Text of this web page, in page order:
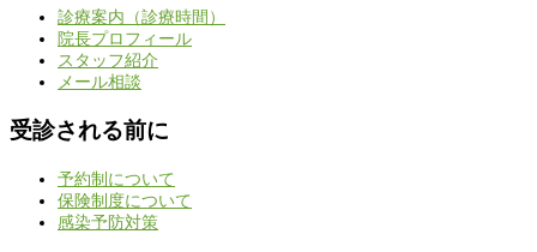
診療案内（診療時間）
院長プロフィール
スタッフ紹介
メール相談
受診される前に
予約制について
保険制度について
感染予防対策